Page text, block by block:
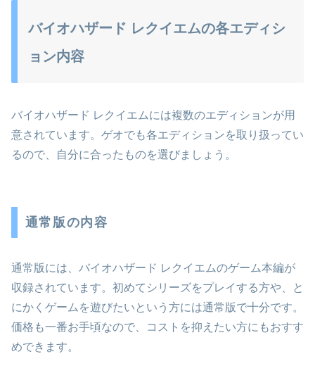
バイオハザード レクイエムの各エディシ
ョン内容
バイオハザード レクイエムには複数のエディションが用
意されています。ゲオでも各エディションを取り扱ってい
るので、自分に合ったものを選びましょう。
通常版の内容
通常版には、バイオハザード レクイエムのゲーム本編が
収録されています。初めてシリーズをプレイする方や、と
にかくゲームを遊びたいという方には通常版で十分です。
価格も一番お手頃なので、コストを抑えたい方にもおすす
めできます。